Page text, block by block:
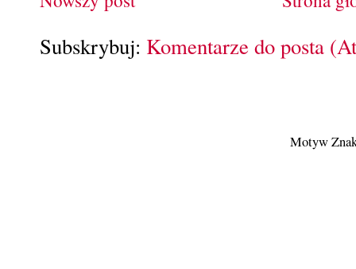
Subskrybuj: Komentarze do posta
Motyw